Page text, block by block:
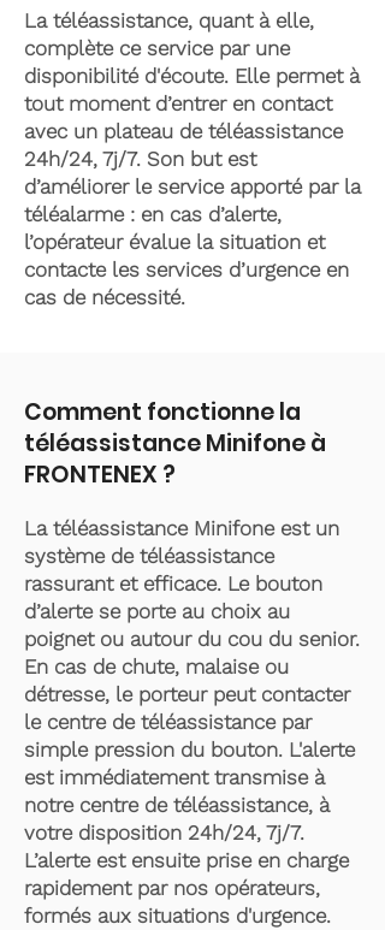
La téléassistance, quant à elle,
complète ce service par une
disponibilité d'écoute. Elle permet à
tout moment d’entrer en contact
avec un plateau de téléassistance
24h/24, 7j/7. Son but est
d’améliorer le service apporté par la
téléalarme : en cas d’alerte,
l’opérateur évalue la situation et
contacte les services d’urgence en
cas de nécessité.
Comment fonctionne la
téléassistance Minifone à
FRONTENEX ?
La téléassistance Minifone est un
système de téléassistance
rassurant et efficace. Le bouton
d’alerte se porte au choix au
poignet ou autour du cou du senior.
En cas de chute, malaise ou
détresse, le porteur peut contacter
le centre de téléassistance par
simple pression du bouton. L'alerte
est immédiatement transmise à
notre centre de téléassistance, à
votre disposition 24h/24, 7j/7.
L’alerte est ensuite prise en charge
rapidement par nos opérateurs,
formés aux situations d'urgence.